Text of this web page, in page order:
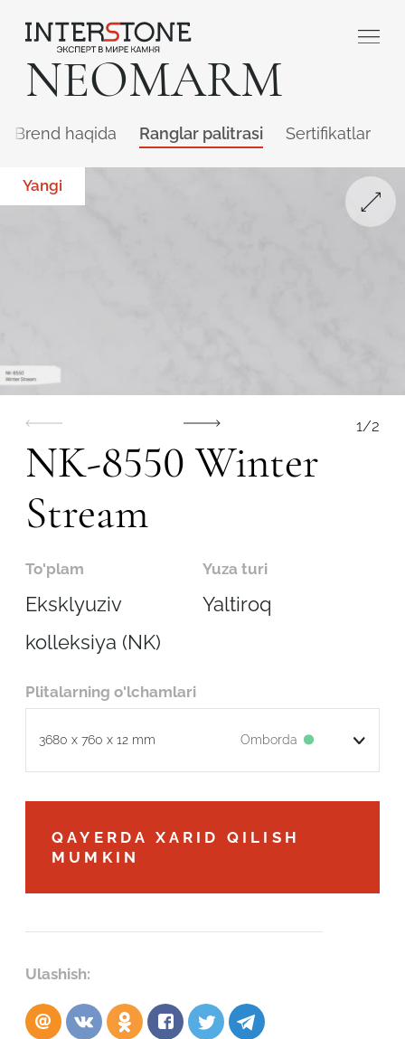
NEOMARM
Brend haqida Ranglar palitrasi Sertifikatlar
Yangi
1/2
NK-8550 Winter
Stream
To'plam
Eksklyuziv
kolleksiya (NK)
Yuza turi
Yaltiroq
Plitalarning o'lchamlari
3680 x 760 x 12 mm Omborda
QAYERDA XARID QILISH
MUMKIN
Ulashish:
Robot emasligingizni tasdiqlang
ARIZANI YUBORISH
Robot emasligingizni tasdiqlang